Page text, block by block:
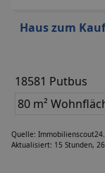
Haus zum
18581 Putbus
80 m²
Quelle:
Aktualisiert: 15 Stunden,